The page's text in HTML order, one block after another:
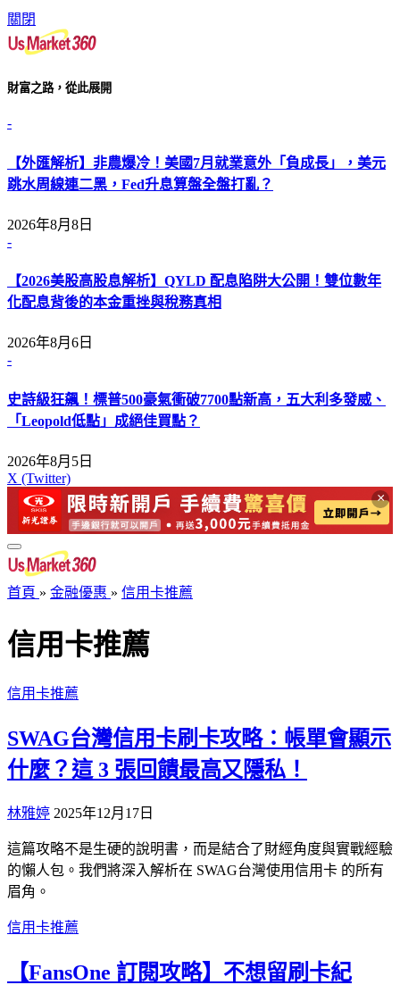
關閉
財富之路，從此展開
-
【外匯解析】非農爆冷！美國7月就業意外「負成長」，美元
跳水周線連二黑，Fed升息算盤全盤打亂？
2026年8月8日
-
【2026美股高股息解析】QYLD 配息陷阱大公開！雙位數年
化配息背後的本金重挫與稅務真相
2026年8月6日
-
史詩級狂飆！標普500豪氣衝破7700點新高，五大利多發威、
「Leopold低點」成絕佳買點？
2026年8月5日
X (Twitter)
×
首頁 » 金融優惠 » 信用卡推薦
信用卡推薦
信用卡推薦
SWAG台灣信用卡刷卡攻略：帳單會顯示
什麼？這 3 張回饋最高又隱私！
林雅婷 2025年12月17日
這篇攻略不是生硬的說明書，而是結合了財經角度與實戰經驗
的懶人包。我們將深入解析在 SWAG台灣使用信用卡 的所有
眉角。
信用卡推薦
【FansOne 訂閱攻略】不想留刷卡紀